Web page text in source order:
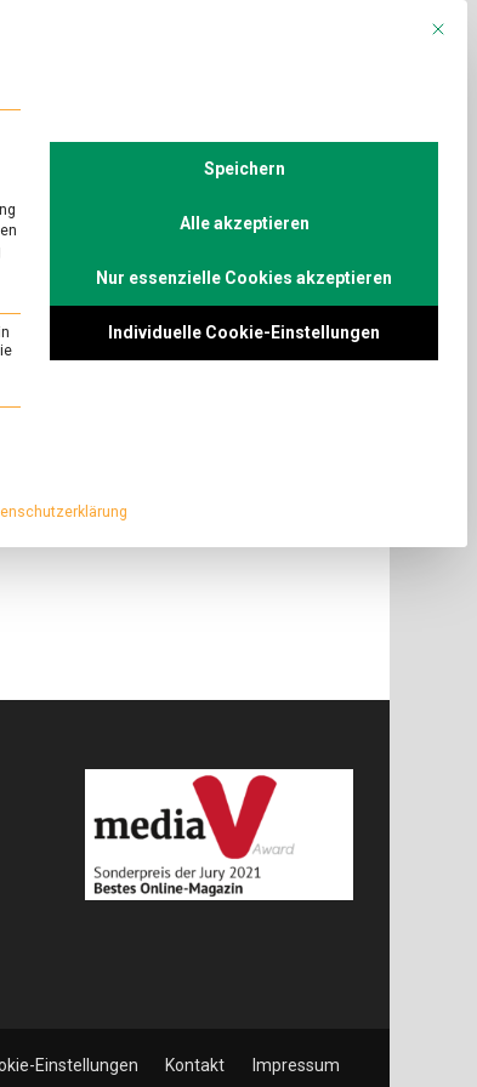
Einstellungen Kontakt Impressum
Mit
kann nicht abgewählt werden.
Speichern
Alle akzeptieren
Nur essenzielle Cookies akzeptieren
Individuelle Cookie-Einstellungen